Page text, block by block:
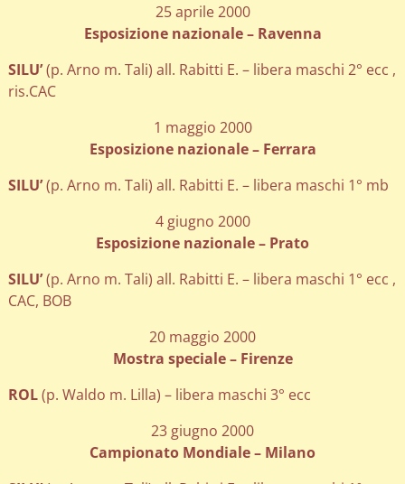
25 aprile 2000
Esposizione nazionale – Ravenna
SILU’(p. Arno m. Tali) all. Rabitti E. – libera maschi 2° ecc ,
ris.CAC
1 maggio 2000
Esposizione nazionale – Ferrara
SILU’(p. Arno m. Tali) all. Rabitti E. – libera maschi 1° mb
4 giugno 2000
Esposizione nazionale – Prato
SILU’(p. Arno m. Tali) all. Rabitti E. – libera maschi 1° ecc ,
CAC, BOB
20 maggio 2000
Mostra speciale – Firenze
ROL(p. Waldo m. Lilla) – libera maschi 3° ecc
23 giugno 2000
Campionato Mondiale – Milano